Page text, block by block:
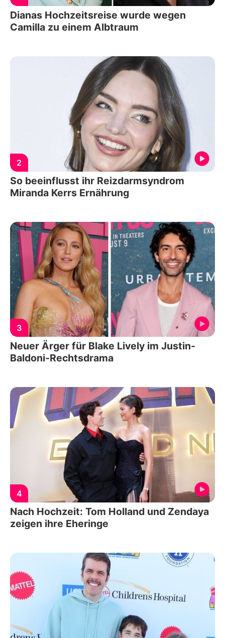
Dianas Hochzeitsreise wurde wegen
Camilla zu einem Albtraum
2
So beeinflusst ihr Reizdarmsyndrom
Miranda Kerrs Ernährung
3
Neuer Ärger für Blake Lively im Justin-
Baldoni-Rechtsdrama
4
Nach Hochzeit: Tom Holland und Zendaya
zeigen ihre Eheringe